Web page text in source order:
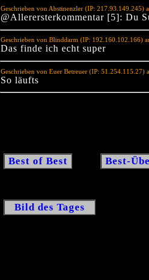
Geschrieben von Abstinenzler (IP: 217.93.149.245)
@Allerersterkommentar [5]: Du
Geschrieben von Blinddarm (IP: 192.160.102.166)
Das finde ich echt super
Geschrieben von Euer Betreuer (IP: 51.254.115.27)
So läufts
Best of Best Best-
Bild des Tages